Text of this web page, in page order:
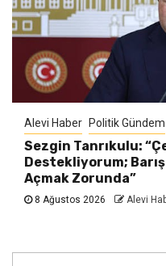
Alevi Haber Politik Gündem
Sezgin Tanrıkulu:
Destekliyorum;
Açmak Zorunda”
8 Ağustos 2026 Alevi